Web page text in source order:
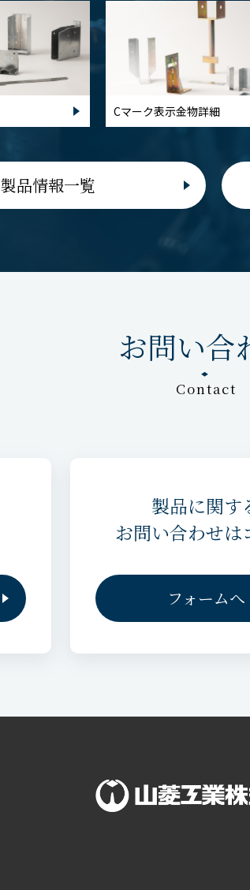
Cマーク表示金物詳細
製品情報一覧
お問い合
Contact
製品に関す
お問い合わせは
フォームへ